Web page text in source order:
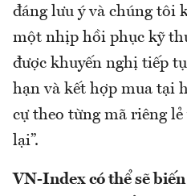
đáng lưu ý và chúng tôi
một nhịp hồi phục kỹ
được khuyến nghị tiếp
hạn và kết hợp mua tại
cự theo từng mã riêng
lại”.
VN-Index có thể sẽ